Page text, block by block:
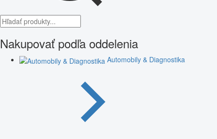
Nakupovať podľa oddelenia
Automobily & Diagnostika